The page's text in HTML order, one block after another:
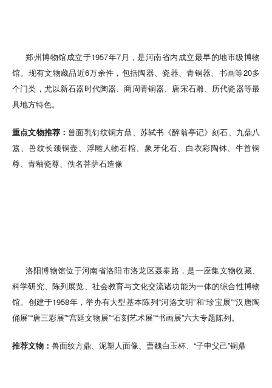
郑州博物馆成立于1957年7月，是河南省内成立最早的地市级博物
馆。现有文物藏品近6万余件，包括陶器、瓷器、青铜器、书画等20多
个门类，尤以新石器时代陶器、商周青铜器、唐宋石雕、历代瓷器等最
具地方特色。
重点文物推荐：兽面乳钉纹铜方鼎、苏轼书《醉翁亭记》刻石、九鼎八
簋、兽纹长颈铜壶、浮雕人物石棺、象牙化石、白衣彩陶钵、牛首铜
尊、青釉瓷尊、佚名菩萨石造像
洛阳博物馆位于河南省洛阳市洛龙区聂泰路，是一座集文物收藏、
科学研究、陈列展览、社会教育与文化交流诸功能为一体的综合性博物
馆。创建于1958年，举办有大型基本陈列“河洛文明”和“珍宝展”“汉唐陶
俑展”“唐三彩展”“宫廷文物展”“石刻艺术展”“书画展”六大专题陈列。
推荐文物： 兽面纹方鼎、泥塑人面像、曹魏白玉杯、“子申父己”铜鼎